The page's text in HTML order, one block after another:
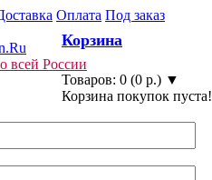
Оплата Под заказ
всей России
Корзина
Товаров: 0 (0 р.) ▼
Корзина покупок пуста!